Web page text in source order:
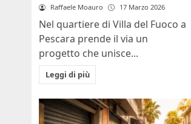
Raffaele Moauro 17 Marzo 2026
Nel quartiere di Villa del Fuoco a
Pescara prende il via un
progetto che unisce...
Leggi di più